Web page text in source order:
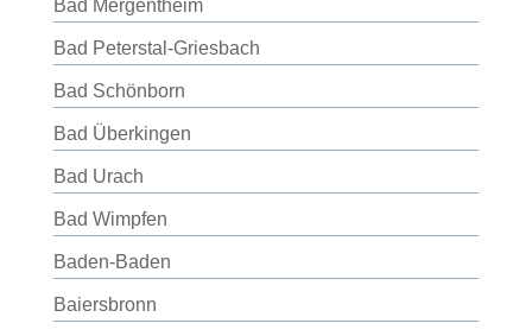
Bad Mergentheim
Bad Peterstal-Griesbach
Bad Schönborn
Bad Überkingen
Bad Urach
Bad Wimpfen
Baden-Baden
Baiersbronn